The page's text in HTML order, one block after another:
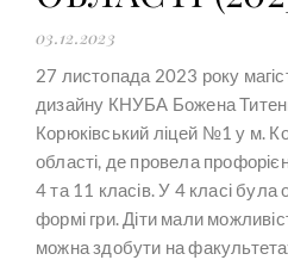
03.12.2023
27 листопада 2023 року
дизайну КНУБА Божена
Корюківський ліцей №1 у м.
області, де провела
4 та 11 класів. У 4 класі була
формі гри. Діти мали
можна здобути на